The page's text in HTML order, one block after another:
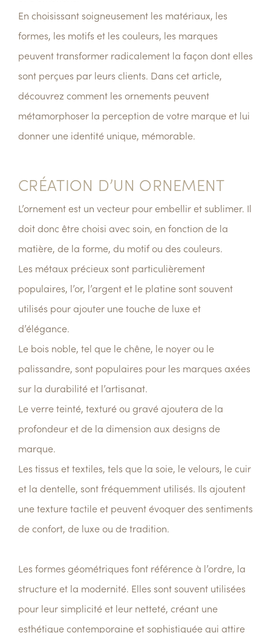
En choisissant soigneusement les matériaux, les
formes, les motifs et les couleurs, les marques
peuvent transformer radicalement la façon dont elles
sont perçues par leurs clients. Dans cet article,
découvrez comment les ornements peuvent
métamorphoser la perception de votre marque et lui
donner une identité unique, mémorable.
CRÉATION D’UN ORNEMENT
L’ornement est un vecteur pour embellir et sublimer. Il
doit donc être choisi avec soin, en fonction de la
matière, de la forme, du motif ou des couleurs.
Les métaux précieux sont particulièrement
populaires, l’or, l’argent et le platine sont souvent
utilisés pour ajouter une touche de luxe et
d’élégance.
Le bois noble, tel que le chêne, le noyer ou le
palissandre, sont populaires pour les marques axées
sur la durabilité et l’artisanat.
Le verre teinté, texturé ou gravé ajoutera de la
profondeur et de la dimension aux designs de
marque.
Les tissus et textiles, tels que la soie, le velours, le cuir
et la dentelle, sont fréquemment utilisés. Ils ajoutent
une texture tactile et peuvent évoquer des sentiments
de confort, de luxe ou de tradition.
Les formes géométriques font référence à l’ordre, la
structure et la modernité. Elles sont souvent utilisées
pour leur simplicité et leur netteté, créant une
esthétique contemporaine et sophistiquée qui attire